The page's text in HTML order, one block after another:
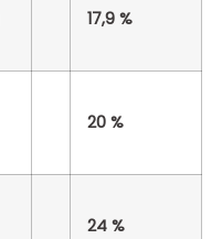
17,9 %
20 %
24 %